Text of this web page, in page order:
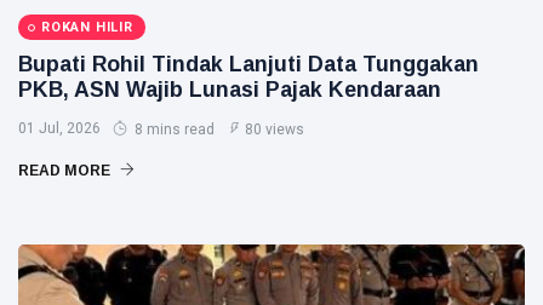
ROKAN HILIR
Bupati Rohil Tindak Lanjuti Data Tunggakan
PKB, ASN Wajib Lunasi Pajak Kendaraan
01 Jul, 2026 8 mins read 80 views
READ MORE